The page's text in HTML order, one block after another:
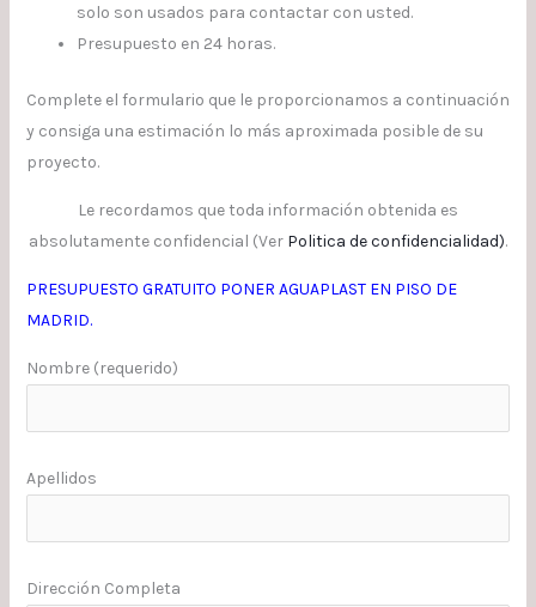
solo son usados para contactar con usted.
Presupuesto en 24 horas.
Complete el formulario que le proporcionamos a continuación
y consiga una estimación lo más aproximada posible de su
proyecto.
Le recordamos que toda información obtenida es
absolutamente confidencial (Ver Politica de confidencialidad).
PRESUPUESTO GRATUITO PONER AGUAPLAST EN PISO DE
MADRID.
Nombre (requerido)
Apellidos
Dirección Completa